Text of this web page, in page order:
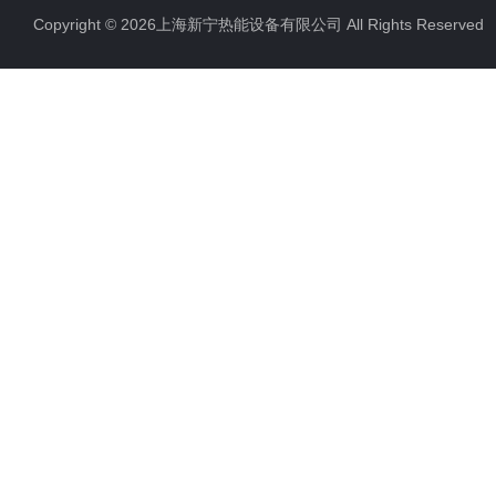
蒸汽锅炉
其他电热水器
Copyright © 2026上海新宁热能设备有限公司 All Rights